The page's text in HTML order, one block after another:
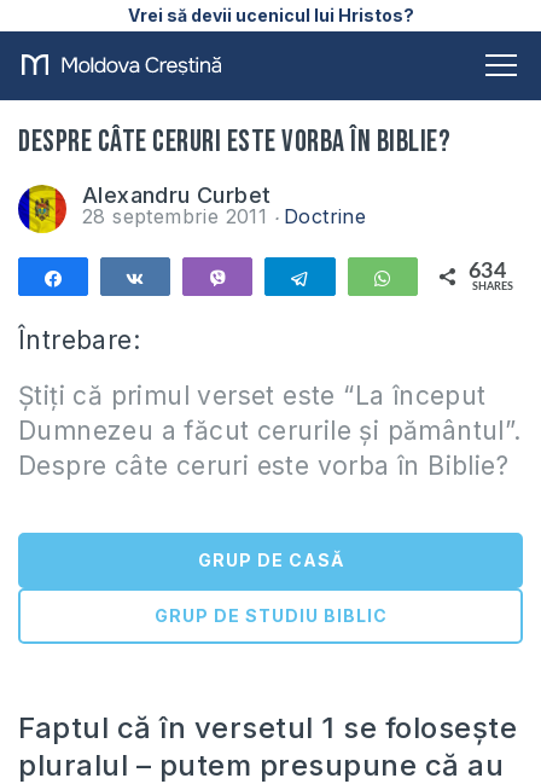
Vrei să devii ucenicul lui Hristos?
Despre câte ceruri este vorba în Biblie?
Alexandru Curbet
28 septembrie 2011 Doctrine
Telegram WhatsApp
634
SHARES
Întrebare:
Ştiţi că primul verset este “La început
Dumnezeu a făcut cerurile şi pământul”.
Despre câte ceruri este vorba în Biblie?
GRUP DE CASĂ
GRUP DE STUDIU BIBLIC
Faptul că în versetul 1 se foloseşte
pluralul – putem presupune că au